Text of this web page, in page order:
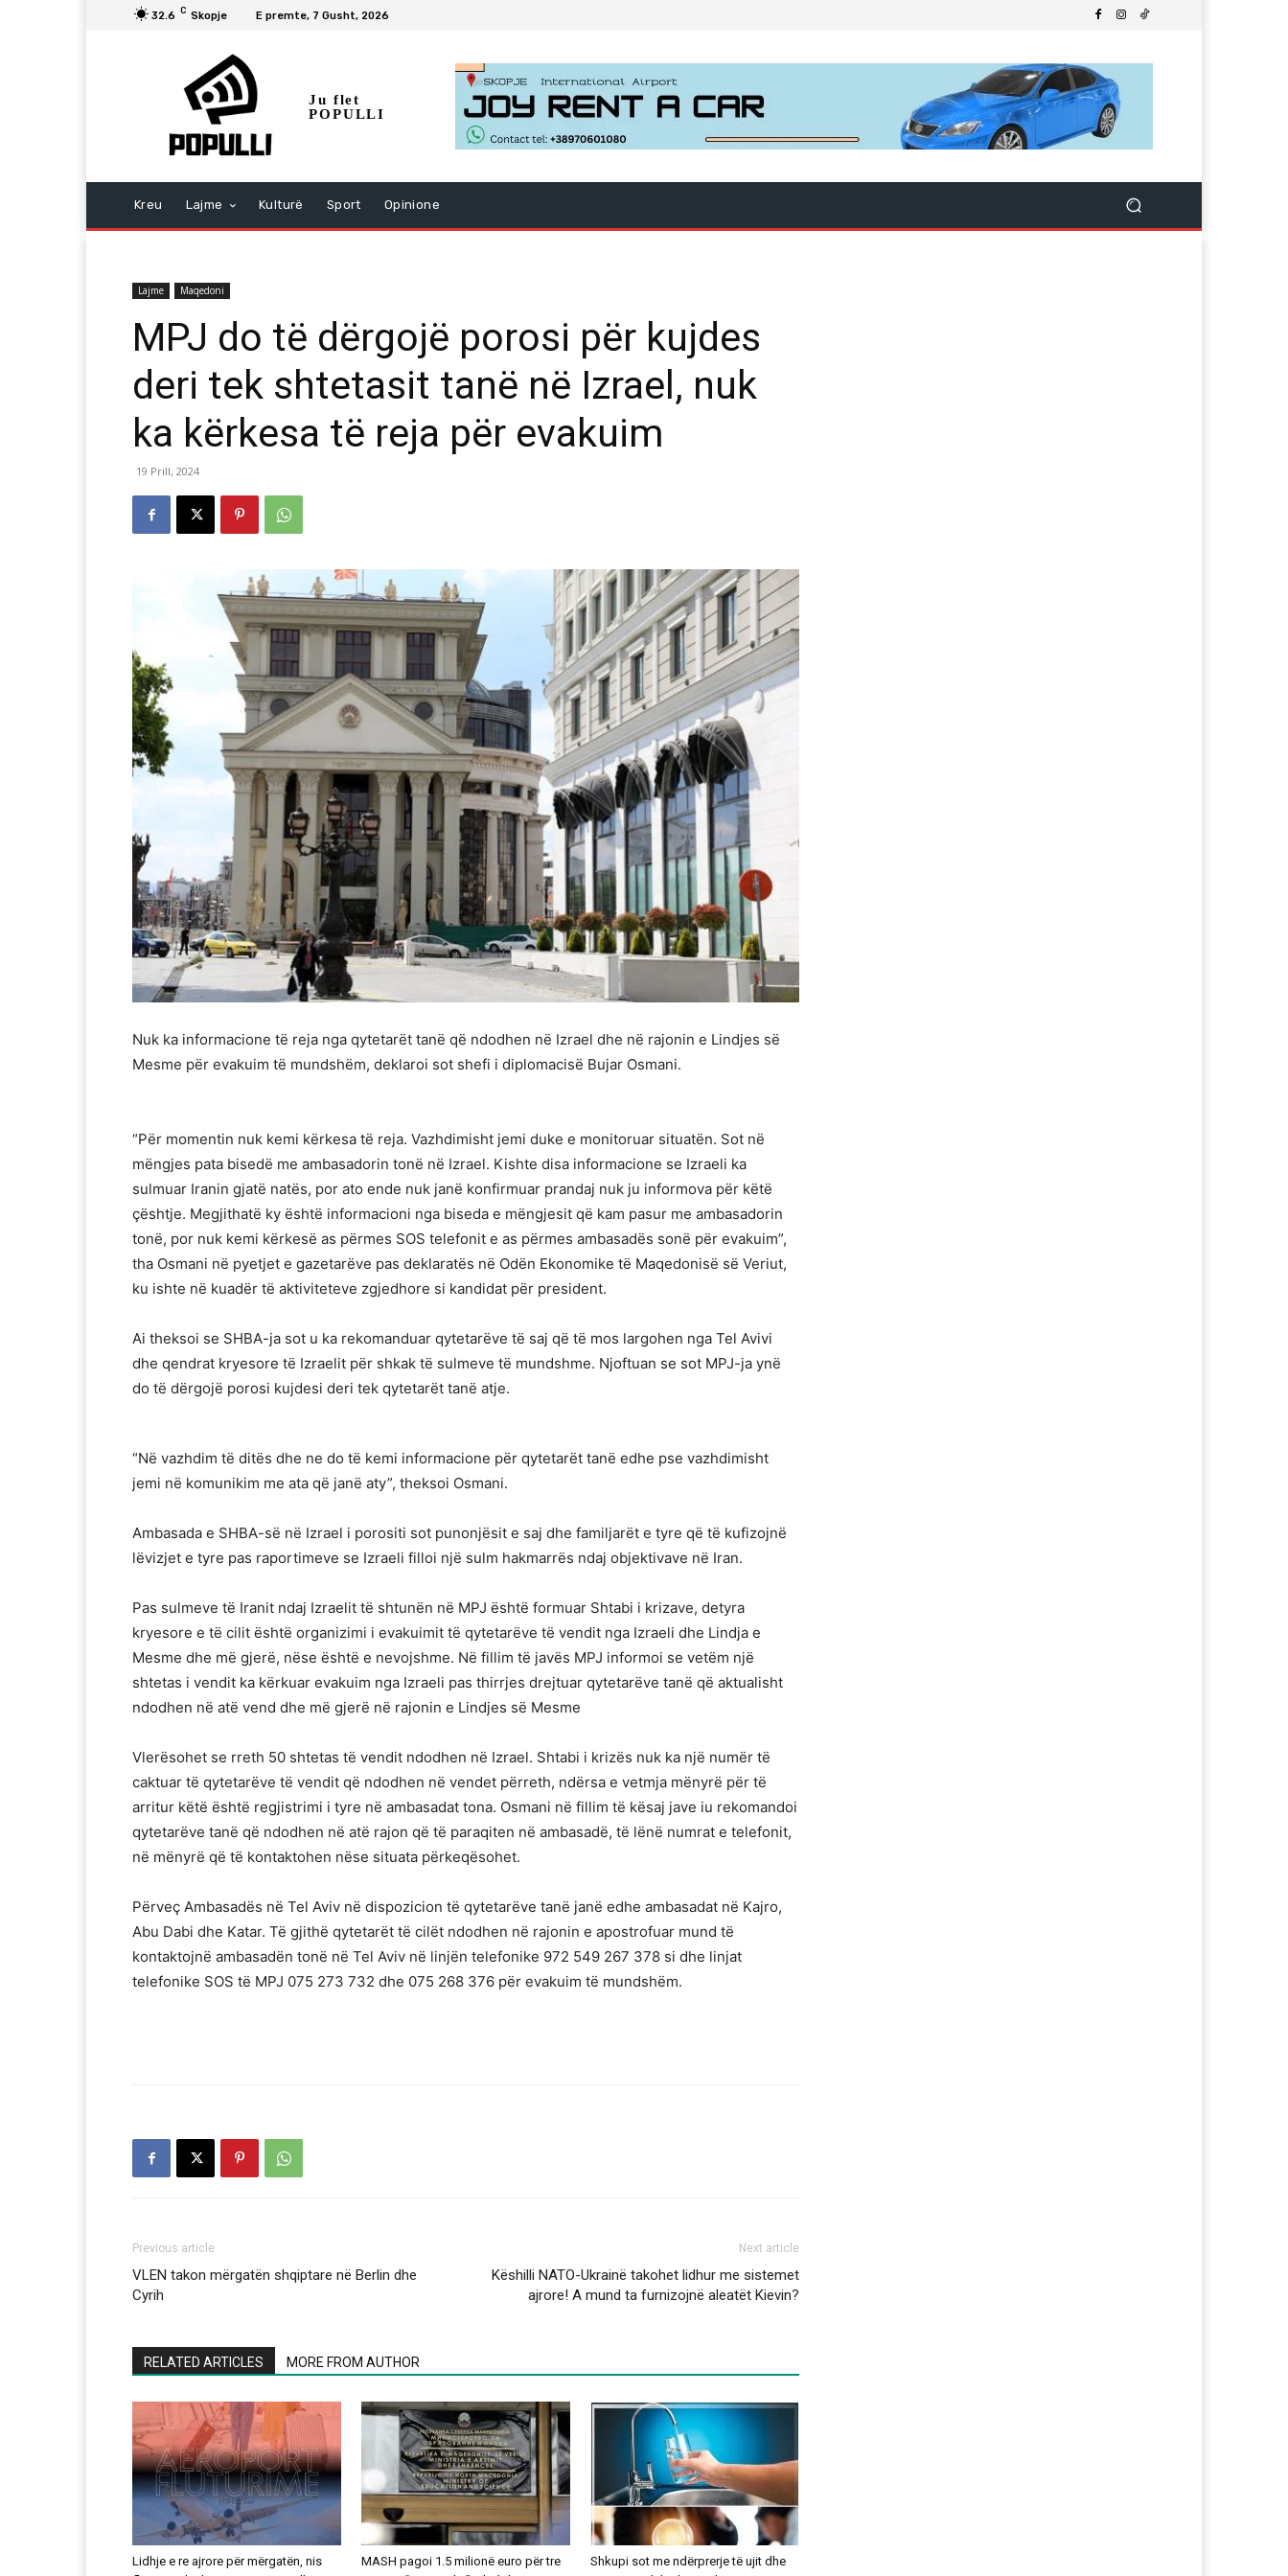
32.6 C Skopje E premte, 7 Gusht, 2026
Ju flet
POPULLI
Kreu Lajme Kulturë Sport Opinione
Lajme Maqedoni
MPJ do të dërgojë porosi për kujdes
deri tek shtetasit tanë në Izrael, nuk
ka kërkesa të reja për evakuim
19 Prill, 2024
Nuk ka informacione të reja nga qytetarët tanë që ndodhen në Izrael dhe në rajonin e Lindjes së
Mesme për evakuim të mundshëm, deklaroi sot shefi i diplomacisë Bujar Osmani.
“Për momentin nuk kemi kërkesa të reja. Vazhdimisht jemi duke e monitoruar situatën. Sot në
mëngjes pata bisedë me ambasadorin tonë në Izrael. Kishte disa informacione se Izraeli ka
sulmuar Iranin gjatë natës, por ato ende nuk janë konfirmuar prandaj nuk ju informova për këtë
çështje. Megjithatë ky është informacioni nga biseda e mëngjesit që kam pasur me ambasadorin
tonë, por nuk kemi kërkesë as përmes SOS telefonit e as përmes ambasadës sonë për evakuim”,
tha Osmani në pyetjet e gazetarëve pas deklaratës në Odën Ekonomike të Maqedonisë së Veriut,
ku ishte në kuadër të aktiviteteve zgjedhore si kandidat për president.
Ai theksoi se SHBA-ja sot u ka rekomanduar qytetarëve të saj që të mos largohen nga Tel Avivi
dhe qendrat kryesore të Izraelit për shkak të sulmeve të mundshme. Njoftuan se sot MPJ-ja ynë
do të dërgojë porosi kujdesi deri tek qytetarët tanë atje.
“Në vazhdim të ditës dhe ne do të kemi informacione për qytetarët tanë edhe pse vazhdimisht
jemi në komunikim me ata që janë aty”, theksoi Osmani.
Ambasada e SHBA-së në Izrael i porositi sot punonjësit e saj dhe familjarët e tyre që të kufizojnë
lëvizjet e tyre pas raportimeve se Izraeli filloi një sulm hakmarrës ndaj objektivave në Iran.
Pas sulmeve të Iranit ndaj Izraelit të shtunën në MPJ është formuar Shtabi i krizave, detyra
kryesore e të cilit është organizimi i evakuimit të qytetarëve të vendit nga Izraeli dhe Lindja e
Mesme dhe më gjerë, nëse është e nevojshme. Në fillim të javës MPJ informoi se vetëm një
shtetas i vendit ka kërkuar evakuim nga Izraeli pas thirrjes drejtuar qytetarëve tanë që aktualisht
ndodhen në atë vend dhe më gjerë në rajonin e Lindjes së Mesme
Vlerësohet se rreth 50 shtetas të vendit ndodhen në Izrael. Shtabi i krizës nuk ka një numër të
caktuar të qytetarëve të vendit që ndodhen në vendet përreth, ndërsa e vetmja mënyrë për të
arritur këtë është regjistrimi i tyre në ambasadat tona. Osmani në fillim të kësaj jave iu rekomandoi
qytetarëve tanë që ndodhen në atë rajon që të paraqiten në ambasadë, të lënë numrat e telefonit,
në mënyrë që të kontaktohen nëse situata përkeqësohet.
Përveç Ambasadës në Tel Aviv në dispozicion të qytetarëve tanë janë edhe ambasadat në Kajro,
Abu Dabi dhe Katar. Të gjithë qytetarët të cilët ndodhen në rajonin e apostrofuar mund të
kontaktojnë ambasadën tonë në Tel Aviv në linjën telefonike 972 549 267 378 si dhe linjat
telefonike SOS të MPJ 075 273 732 dhe 075 268 376 për evakuim të mundshëm.
Previous article
VLEN takon mërgatën shqiptare në Berlin dhe
Cyrih
Next article
Këshilli NATO-Ukrainë takohet lidhur me sistemet
ajrore! A mund ta furnizojnë aleatët Kievin?
RELATED ARTICLES MORE FROM AUTHOR
Lidhje e re ajrore për mërgatën, nis
MASH pagoi 1.5 milionë euro për tre
Shkupi sot me ndërprerje të ujit dhe